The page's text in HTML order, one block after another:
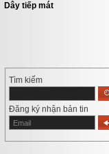
Dây tiếp mát
Tìm kiếm
Đăng ký nhận bản tin